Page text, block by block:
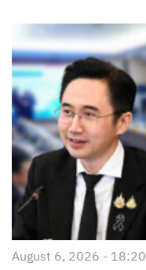
August 6, 2026 - 18:20